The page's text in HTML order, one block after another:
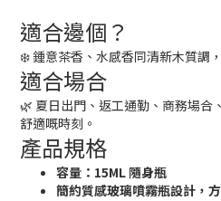
適合邊個？
❄️ 鍾意茶香、水感香同清新木質調
適合場合
🌿 夏日出門、返工通勤、商務場合
舒適嘅時刻。
產品規格
容量：15ML 隨身瓶
簡約質感玻璃噴霧瓶設計，